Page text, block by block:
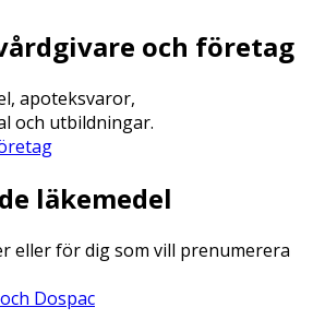
och företag
apoteksvaror,
och utbildningar.
läkemedel
eller för dig som vill prenumerera
Dospac